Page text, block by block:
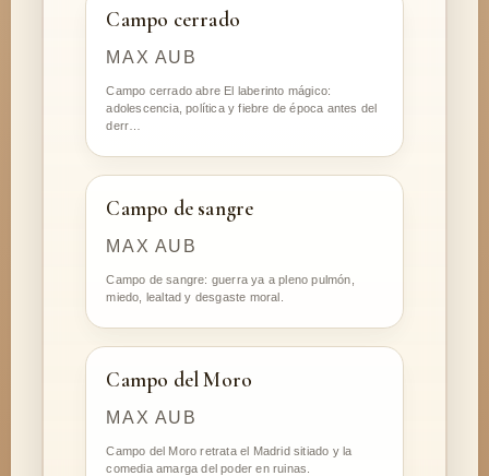
Campo cerrado
MAX AUB
Campo cerrado abre El laberinto mágico:
adolescencia, política y fiebre de época antes del
derr…
Campo de sangre
MAX AUB
Campo de sangre: guerra ya a pleno pulmón,
miedo, lealtad y desgaste moral.
Campo del Moro
MAX AUB
Campo del Moro retrata el Madrid sitiado y la
comedia amarga del poder en ruinas.